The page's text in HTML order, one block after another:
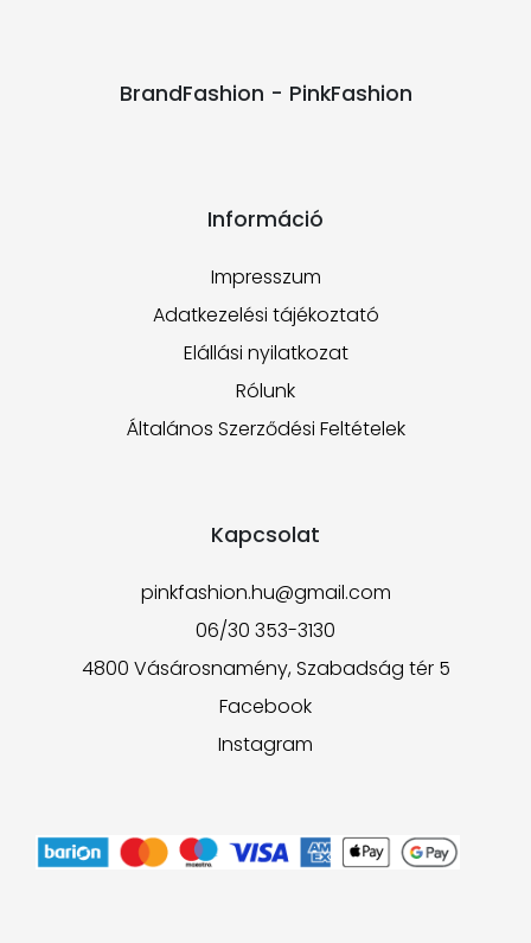
BrandFashion - PinkFashion
Információ
Impresszum
Adatkezelési tájékoztató
Elállási nyilatkozat
Rólunk
Általános Szerződési Feltételek
Kapcsolat
pinkfashion.hu@gmail.com
06/30 353-3130
4800 Vásárosnamény, Szabadság tér 5
Facebook
Instagram